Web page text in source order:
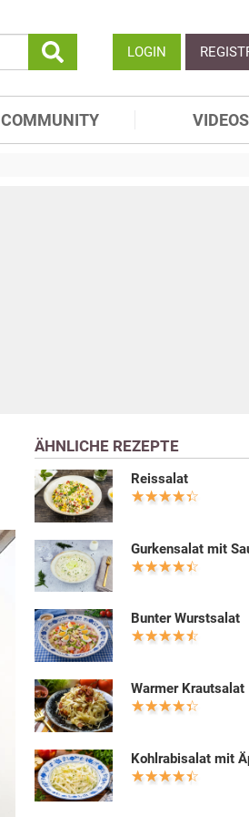
LOGIN
COMMUNITY VIDEOS
ÄHNLICHE REZEPTE
Reissalat
Gurkensalat mit
Bunter Wurstsalat
Warmer Krautsalat
Kohlrabisalat mit